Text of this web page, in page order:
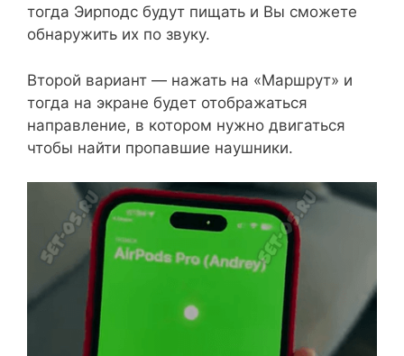
тогда Эирподс будут пищать и Вы сможете
обнаружить их по звуку.
Второй вариант — нажать на «Маршрут» и
тогда на экране будет отображаться
направление, в котором нужно двигаться
чтобы найти пропавшие наушники.